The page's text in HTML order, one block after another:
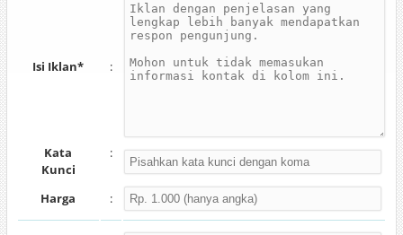
Isi Iklan* :
Kata
Kunci
:
Harga :